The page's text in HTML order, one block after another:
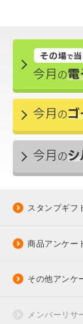
スタンプギフ
商品アンケー
その他アンケ
メンバーリサ